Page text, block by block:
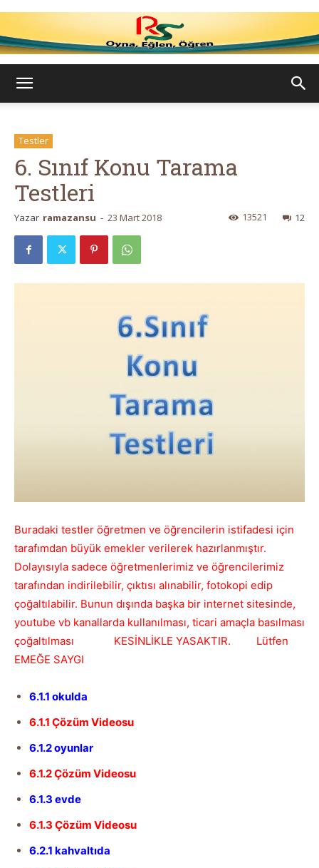
–
Eğlen,
Öğren
Testler
6. Sınıf Konu Tarama
Testleri
Yazar ramazansu - 23 Mart 2018 12
13521
Buradaki testler öğretmen ve öğrencilerin istifadesi için
tarafımdan büyük emekler verilerek hazırlanmıştır.
Dolayısıyla sadece öğretmenlerimiz ve öğrencilerimiz
tarafından indirilebilir, çıktısı alınabilir, fotokopi edip
çoğaltılabilir. Bunun dışında başka bir internet sitesinde,
youtube vb kanallarda kullanılması, ticari amaçla basılması
çoğaltılması KESİNLİKLE YASAKTIR. Lütfen
EMEĞE SAYGI
6.1.1 okulda
6.1.1 Çözüm Videosu
6.1.2 oyunlar
6.1.2 Çözüm Videosu
6.1.3 evde
6.1.3 Çözüm Videosu
6.2.1 kahvaltıda